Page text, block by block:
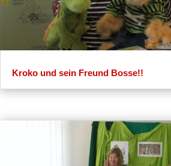
Kroko und sein Freund Bosse!!